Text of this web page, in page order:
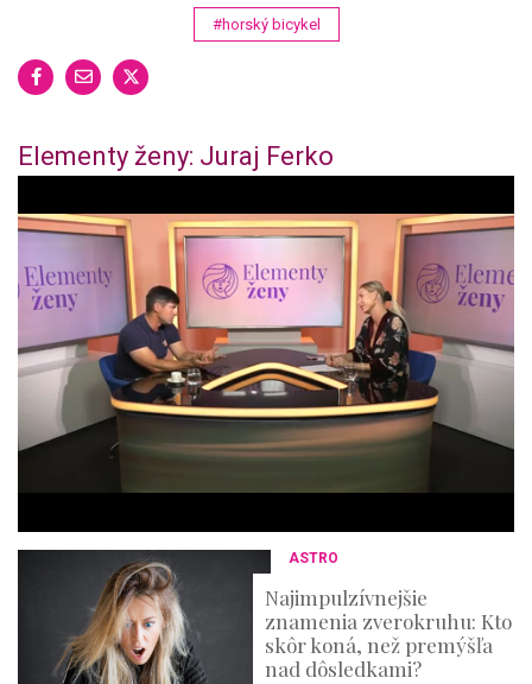
#horský bicykel
Elementy ženy: Juraj Ferko
f
m
i
t
e
6
ASTRO
Najimpulzívnejšie
znamenia zverokruhu: Kto
skôr koná, než premýšľa
nad dôsledkami?